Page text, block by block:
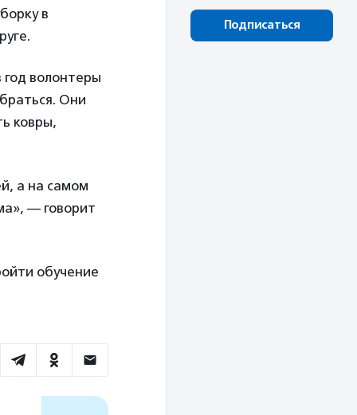
в
волонтеры
Они
ковры,
а на самом
— говорит
обучение
Подписаться